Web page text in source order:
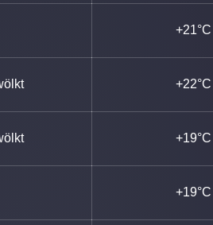
+21°C
+22°C
+19°C
+19°C